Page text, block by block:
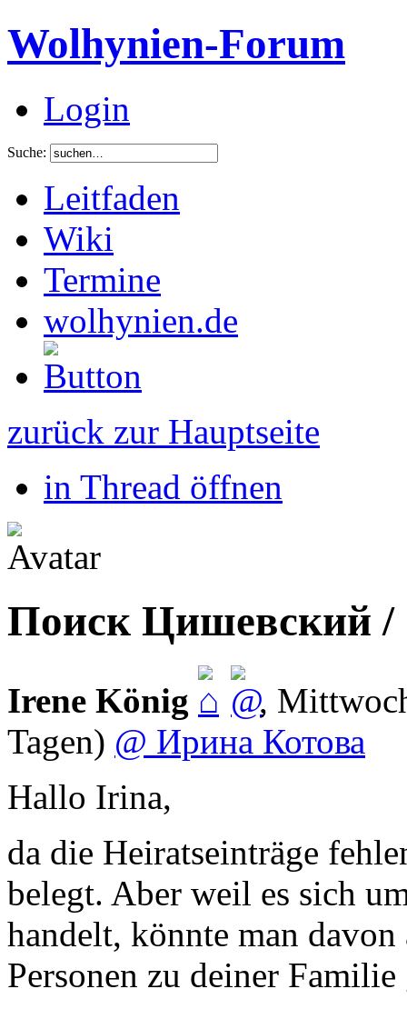
Wolhynien-Forum
Login
Suche:
Leitfaden
Wiki
Termine
wolhynien.de
zurück zur Hauptseite
in Thread öffnen
Поиск Цишевский
Irene König ,
Tagen) @ Ирина Котова
Hallo Irina,
da die Heiratseinträge
belegt. Aber weil es sich
handelt, könnte man davon
Personen zu deiner Familie